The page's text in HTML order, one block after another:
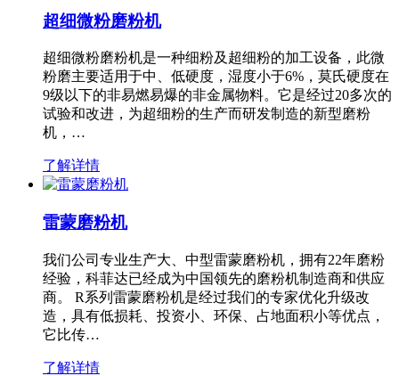
超细微粉磨粉机
超细微粉磨粉机是一种细粉及超细粉的加工设备，此微
粉磨主要适用于中、低硬度，湿度小于6%，莫氏硬度在
9级以下的非易燃易爆的非金属物料。它是经过20多次的
试验和改进，为超细粉的生产而研发制造的新型磨粉
机，…
了解详情
雷蒙磨粉机
我们公司专业生产大、中型雷蒙磨粉机，拥有22年磨粉
经验，科菲达已经成为中国领先的磨粉机制造商和供应
商。 R系列雷蒙磨粉机是经过我们的专家优化升级改
造，具有低损耗、投资小、环保、占地面积小等优点，
它比传…
了解详情